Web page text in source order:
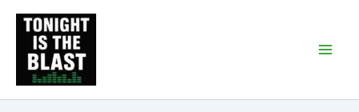
contenido